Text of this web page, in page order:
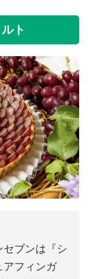
ト
ブンは『シ
アフィンガ